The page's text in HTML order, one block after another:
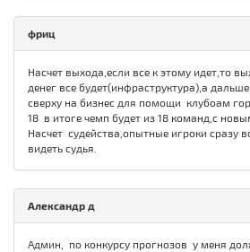
фриц
Насчет выхода,если все к этому идет,то
денег все будет(инфраструктура),а
сверху на бизнес для помощи клубоам
18 в итоге чемп будет из 18 команд,с
Насчет судейства,опытные игроки сразу
видеть судья.
Александр д
Админ, по конкурсу прогнозов у меня